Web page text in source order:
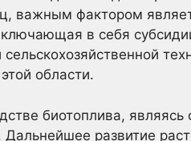
важным фактором
в себя
области.
биотоплива, являясь
Дальнейшее развитие